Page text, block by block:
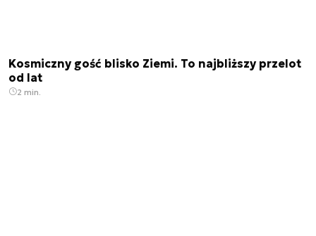
Kosmiczny gość blisko Ziemi. To najbliższy przelot
od lat
2 min.